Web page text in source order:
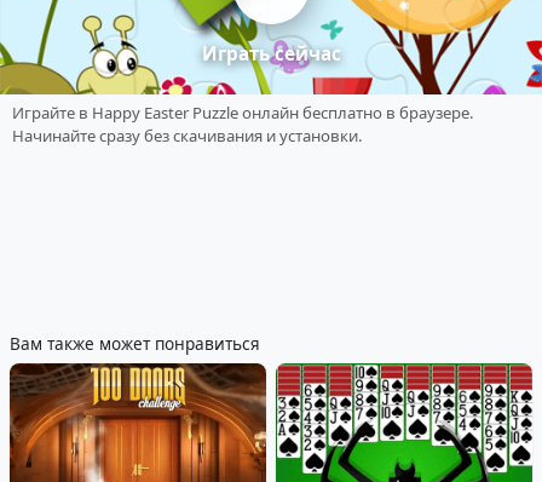
Играть сейчас
Играйте в Happy Easter Puzzle онлайн бесплатно в браузере.
Начинайте сразу без скачивания и установки.
Вам также может понравиться